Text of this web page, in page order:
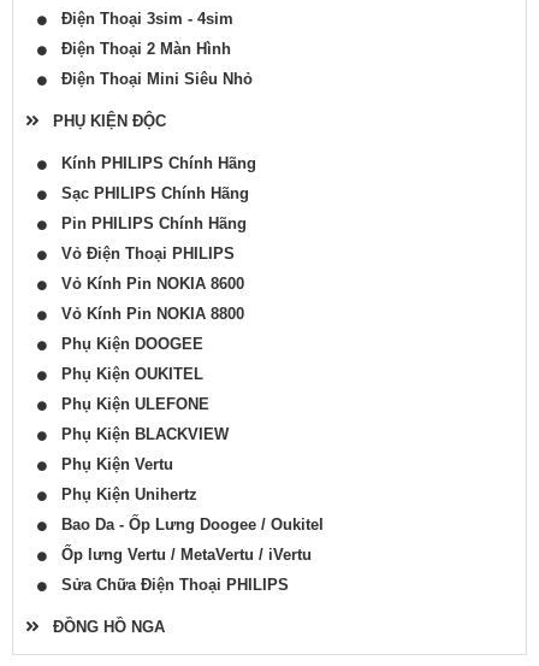
Điện Thoại 3sim - 4sim
Điện Thoại 2 Màn Hình
Điện Thoại Mini Siêu Nhỏ
PHỤ KIỆN ĐỘC
Kính PHILIPS Chính Hãng
Sạc PHILIPS Chính Hãng
Pin PHILIPS Chính Hãng
Vỏ Điện Thoại PHILIPS
Vỏ Kính Pin NOKIA 8600
Vỏ Kính Pin NOKIA 8800
Phụ Kiện DOOGEE
Phụ Kiện OUKITEL
Phụ Kiện ULEFONE
Phụ Kiện BLACKVIEW
Phụ Kiện Vertu
Phụ Kiện Unihertz
Bao Da - Ốp Lưng Doogee / Oukitel
Ốp lưng Vertu / MetaVertu / iVertu
Sửa Chữa Điện Thoại PHILIPS
ĐỒNG HỒ NGA